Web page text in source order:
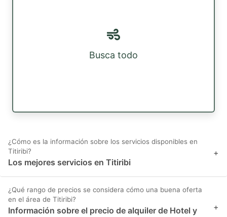
Busca todo
¿Cómo es la información sobre los servicios disponibles en
Titiribi?
Los mejores servicios en Titiribi
+
¿Qué rango de precios se considera cómo una buena oferta
en el área de Titiribi?
Información sobre el precio de alquiler de Hotel y
+